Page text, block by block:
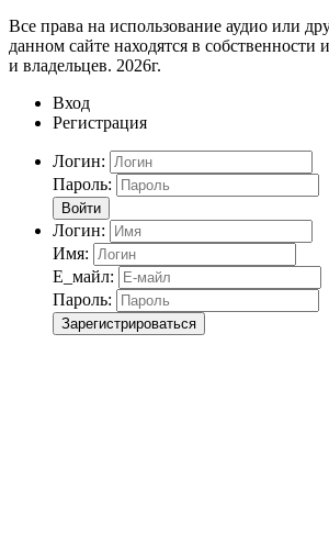
Все права на использование аудио или
данном сайте находятся в собственности
и владельцев. 2026г.
Вход
Регистрация
Логин:
Пароль:
Войти
Логин:
Имя:
Е_майл:
Пароль:
Зарегистрироваться